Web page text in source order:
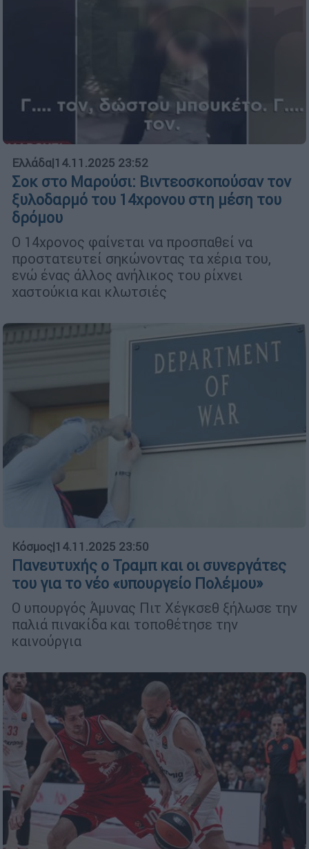
Ελλάδα|14.11.2025 23:52
Σοκ στο Μαρούσι: Βιντεοσκοπούσαν τον
ξυλοδαρμό του 14χρονου στη μέση του
δρόμου
Ο 14χρονος φαίνεται να προσπαθεί να
προστατευτεί σηκώνοντας τα χέρια του,
ενώ ένας άλλος ανήλικος του ρίχνει
χαστούκια και κλωτσιές
Κόσμος|14.11.2025 23:50
Πανευτυχής ο Τραμπ και οι συνεργάτες
του για το νέο «υπουργείο Πολέμου»
Ο υπουργός Άμυνας Πιτ Χέγκσεθ ξήλωσε την
παλιά πινακίδα και τοποθέτησε την
καινούργια